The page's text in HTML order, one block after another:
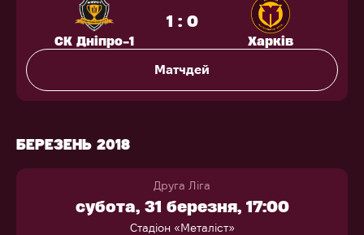
СК Дніпро-1
1 : 0
Харків
Матчдей
БЕРЕЗЕНЬ 2018
Друга Ліга
субота, 31 березня, 17:00
Стадіон «Металіст»